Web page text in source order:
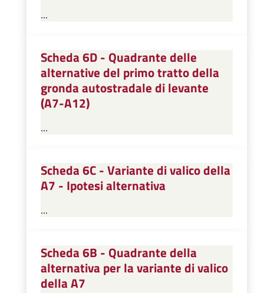
...
Scheda 6D - Quadrante delle
alternative del primo tratto della
gronda autostradale di levante
(A7-A12)
...
Scheda 6C - Variante di valico della
A7 - Ipotesi alternativa
...
Scheda 6B - Quadrante della
alternativa per la variante di valico
della A7